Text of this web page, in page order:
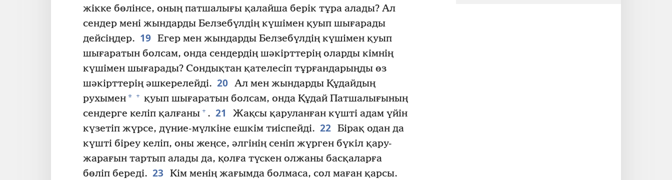
жікке бөлінсе, оның патшалығы қалайша берік тұра алады? Ал
сендер мені жындарды Белзебүлдің күшімен қуып шығарады
дейсіңдер. 19 Егер мен жындарды Белзебүлдің күшімен қуып
шығаратын болсам, онда сендердің шәкірттерің оларды кімнің
күшімен шығарады? Сондықтан қателесіп тұрғандарыңды өз
шәкірттерің әшкерелейді. 20 Ал мен жындарды Құдайдың
рухымен* + қуып шығаратын болсам, онда Құдай Патшалығының
сендерге келіп қалғаны + . 21
Жақсы қаруланған күшті адам үйін
күзетіп жүрсе, дүние-мүлкіне ешкім тиіспейді. 22 Бірақ одан да
күшті біреу келіп, оны жеңсе, әлгінің сеніп жүрген бүкіл қару-
жарағын тартып алады да, қолға түскен олжаны басқаларға
бөліп береді. 23
Кім менің жағымда болмаса, сол маған қарсы.